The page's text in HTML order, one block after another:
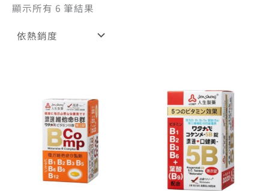
顯示所有 6 筆結果
始
價
格：
NT$ 340。 NT$ 272。
原
始
價
格：
NT$ 440。